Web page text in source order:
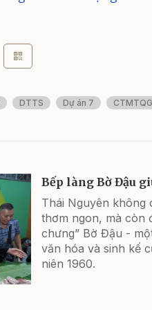
DTTS Dự án 7 CTMTQG
Bếp làng Bờ Đậu
Thái Nguyên không
thơm ngon, mà còn
chưng” Bờ Đậu -
văn hóa và sinh kế
niên 1960.